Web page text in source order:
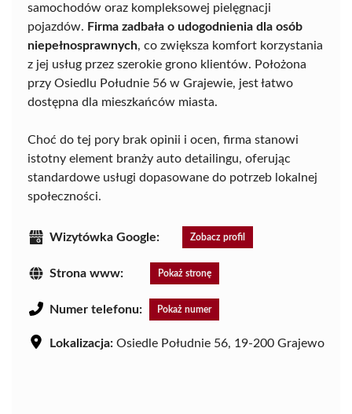
samochodów oraz kompleksowej pielęgnacji
pojazdów. Firma zadbała o udogodnienia dla osób
niepełnosprawnych, co zwiększa komfort korzystania
z jej usług przez szerokie grono klientów. Położona
przy Osiedlu Południe 56 w Grajewie, jest łatwo
dostępna dla mieszkańców miasta.
Choć do tej pory brak opinii i ocen, firma stanowi
istotny element branży auto detailingu, oferując
standardowe usługi dopasowane do potrzeb lokalnej
społeczności.
Wizytówka Google: Zobacz profil
Strona www: Pokaż stronę
Numer telefonu: Pokaż numer
Lokalizacja: Osiedle Południe 56, 19-200 Grajewo